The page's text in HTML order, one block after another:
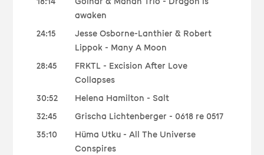
awaken
24:15
Jesse Osborne-Lanthier & Robert
Lippok - Many A Moon
28:45
FRKTL - Excision After Love
Collapses
30:52
Helena Hamilton - Salt
32:45
Grischa Lichtenberger - 0618 re 0517
35:10
Hüma Utku - All The Universe
Conspires